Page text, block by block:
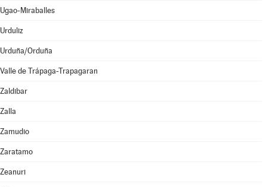
Ugao-Miraballes
Urduliz
Urduña/Orduña
Valle de Trápaga-Trapagaran
Zaldibar
Zalla
Zamudio
Zaratamo
Zeanuri